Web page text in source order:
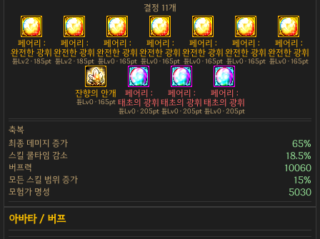
결정 11개
페어리 :
완전한 광휘
튠Lv2 · 185pt
페어리 :
완전한 광휘
튠Lv2 · 185pt
페어리 :
완전한 광휘
튠Lv0 · 165pt
페어리 :
완전한 광휘
튠Lv0 · 165pt
페어리 :
완전한 광휘
튠Lv0 · 165pt
페어리 :
완전한 광휘
튠Lv0 · 165pt
페어리 :
완전한 광휘
튠Lv0 · 165pt
잔향의 안개
튠Lv0 · 165pt
페어리 :
태초의 광휘
튠Lv0 · 205pt
페어리 :
태초의 광휘
튠Lv0 · 205pt
페어리 :
태초의 광휘
튠Lv0 · 205pt
축복
최종 데미지 증가
65%
스킬 쿨타임 감소 18.5%
버프력 10060
모든 스킬 범위 증가 15%
모험가 명성 5030